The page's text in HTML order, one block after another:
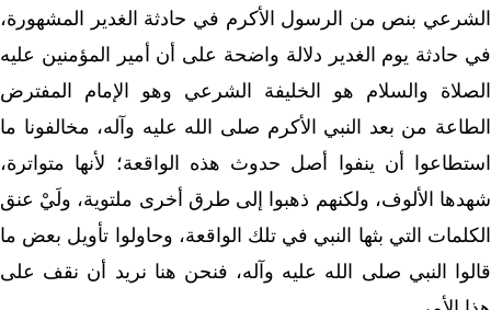
الشرعي بنص من الرسول الأكرم في حادثة الغدير المشهورة،
في حادثة يوم الغدير دلالة واضحة على أن أمير المؤمنين عليه
الصلاة والسلام هو الخليفة الشرعي وهو الإمام المفترض
الطاعة من بعد النبي الأكرم صلى الله عليه وآله، مخالفونا ما
استطاعوا أن ينفوا أصل حدوث هذه الواقعة؛ لأنها متواترة،
شهدها الألوف، ولكنهم ذهبوا إلى طرق أخرى ملتوية، ولَيْ عنق
الكلمات التي بثها النبي في تلك الواقعة، وحاولوا تأويل بعض ما
قالوا النبي صلى الله عليه وآله، فنحن هنا نريد أن نقف على